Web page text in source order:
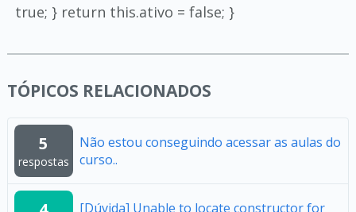
true; } return this.ativo = false; }
TÓPICOS RELACIONADOS
5
respostas
Não estou conseguindo acessar as aulas do
curso..
[Dúvida] Unable to locate constructor for